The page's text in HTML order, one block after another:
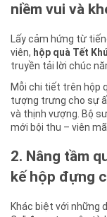
niềm vui và
Lấy cảm hứng từ
viên, hộp quà Tết
truyền tải lời chúc
Mỗi chi tiết trên hộp
tượng trưng cho sự
và thịnh vượng. Bộ
mới bội thu – viên
2. Nâng tầm
kế hộp đựng
Khác biệt với những